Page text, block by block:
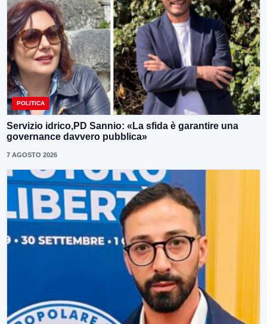
POLITICA
Servizio idrico,PD Sannio: «La sfida è garantire una
governance davvero pubblica»
7 AGOSTO 2026